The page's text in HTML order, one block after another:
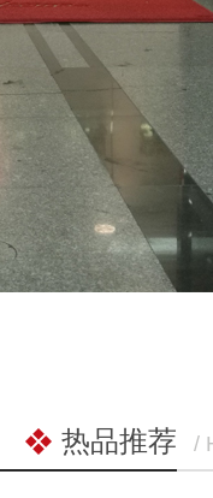
热品推荐 /